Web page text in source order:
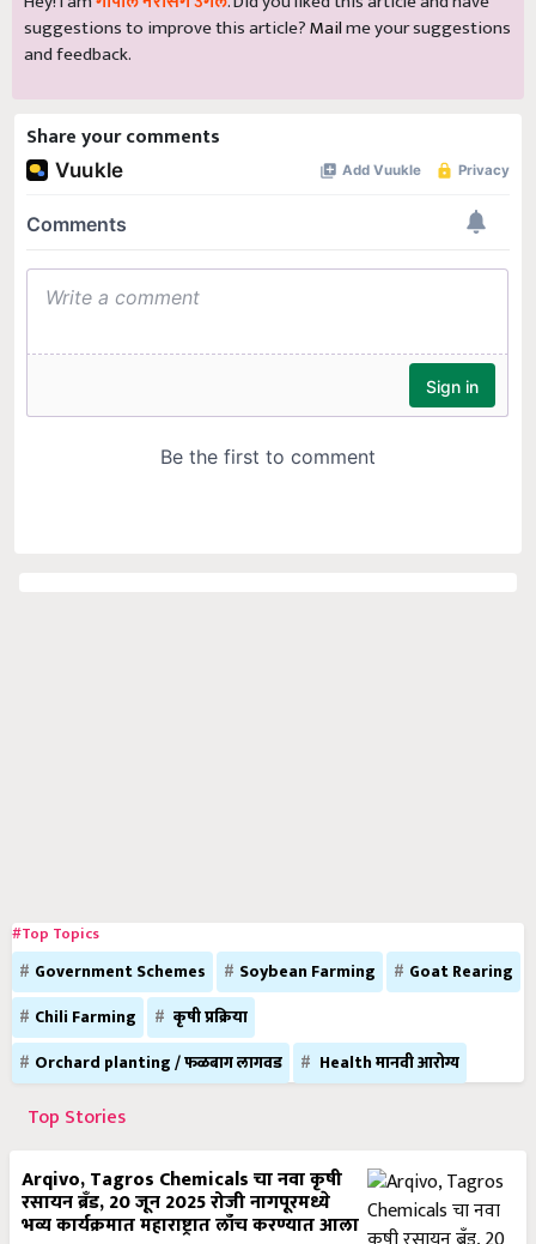
suggestions to improve this article?Mailme your suggestions
and feedback.
Share your comments
#Top Topics
Government Schemes Soybean Farming
Goat Rearing
Chili Farming
कृषी प्रक्रिया
Orchard planting / फळबाग लागवड
Health मानवी आरोग्य
Top Stories
Arqivo, Tagros Chemicals चा नवा कृषी
रसायन ब्रँड, 20 जून 2025 रोजी नागपूरमध्ये
भव्य कार्यक्रमात महाराष्ट्रात लाँच करण्यात आला